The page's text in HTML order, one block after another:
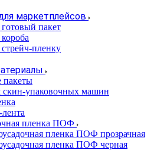
маркетплейсов
пакет
пленку
пакеты
скин-упаковочных машин
пленка ПОФ
пленка ПОФ прозрачная
пленка ПОФ черная